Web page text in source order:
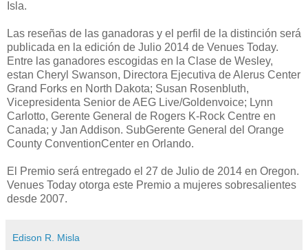
Isla.
Las reseñas de las ganadoras y el perfil de la distinción será
publicada en la edición de Julio 2014 de Venues Today.
Entre las ganadores escogidas en la Clase de Wesley,
estan Cheryl Swanson, Directora Ejecutiva de Alerus Center
Grand Forks en North Dakota; Susan Rosenbluth,
Vicepresidenta Senior de AEG Live/Goldenvoice; Lynn
Carlotto, Gerente General de Rogers K-Rock Centre en
Canada; y Jan Addison. SubGerente General del Orange
County ConventionCenter en Orlando.
El Premio será entregado el 27 de Julio de 2014 en Oregon.
Venues Today otorga este Premio a mujeres sobresalientes
desde 2007.
Edison R. Misla